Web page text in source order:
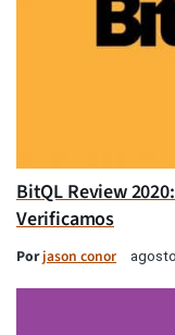
BitQL Review
Verificamos
Porjason conor